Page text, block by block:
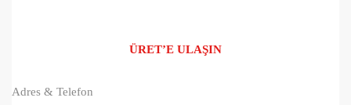
ÜRET’E ULAŞIN
Adres & Telefon